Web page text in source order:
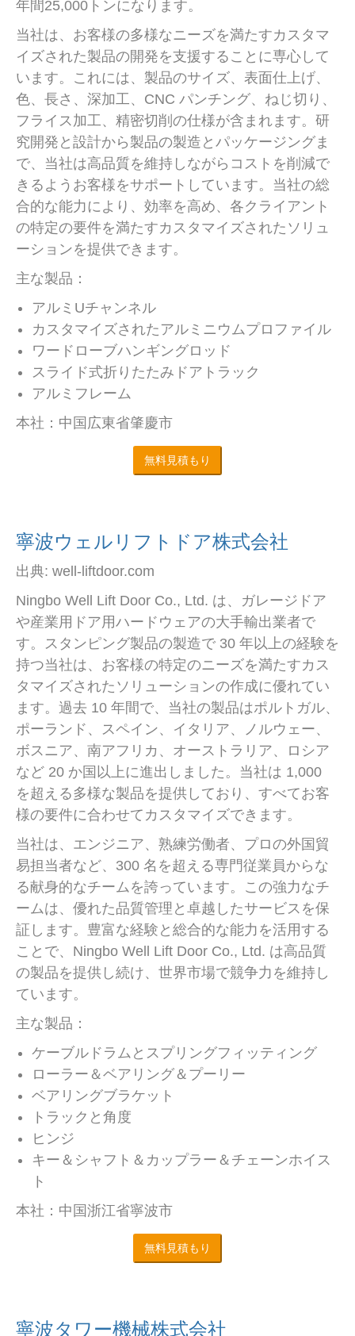
年間25,000トンになります。
当社は、お客様の多様なニーズを満たすカスタマ
イズされた製品の開発を支援することに専心して
います。これには、製品のサイズ、表面仕上げ、
色、長さ、深加工、CNC パンチング、ねじ切り、
フライス加工、精密切削の仕様が含まれます。研
究開発と設計から製品の製造とパッケージングま
で、当社は高品質を維持しながらコストを削減で
きるようお客様をサポートしています。当社の総
合的な能力により、効率を高め、各クライアント
の特定の要件を満たすカスタマイズされたソリュ
ーションを提供できます。
主な製品：
アルミUチャンネル
カスタマイズされたアルミニウムプロファイル
ワードローブハンギングロッド
スライド式折りたたみドアトラック
アルミフレーム
本社：中国広東省肇慶市
無料見積もり
寧波ウェルリフトドア株式会社
出典: well-liftdoor.com
Ningbo Well Lift Door Co., Ltd. は、ガレージドア
や産業用ドア用ハードウェアの大手輸出業者で
す。スタンピング製品の製造で 30 年以上の経験を
持つ当社は、お客様の特定のニーズを満たすカス
タマイズされたソリューションの作成に優れてい
ます。過去 10 年間で、当社の製品はポルトガル、
ポーランド、スペイン、イタリア、ノルウェー、
ボスニア、南アフリカ、オーストラリア、ロシア
など 20 か国以上に進出しました。当社は 1,000
を超える多様な製品を提供しており、すべてお客
様の要件に合わせてカスタマイズできます。
当社は、エンジニア、熟練労働者、プロの外国貿
易担当者など、300 名を超える専門従業員からな
る献身的なチームを誇っています。この強力なチ
ームは、優れた品質管理と卓越したサービスを保
証します。豊富な経験と総合的な能力を活用する
ことで、Ningbo Well Lift Door Co., Ltd. は高品質
の製品を提供し続け、世界市場で競争力を維持し
ています。
主な製品：
ケーブルドラムとスプリングフィッティング
ローラー＆ベアリング＆プーリー
ベアリングブラケット
トラックと角度
ヒンジ
キー＆シャフト＆カップラー＆チェーンホイス
ト
本社：中国浙江省寧波市
無料見積もり
寧波タワー機械株式会社